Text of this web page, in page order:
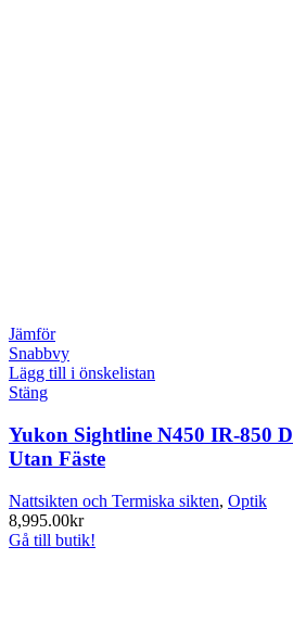
Jämför
Snabbvy
Lägg till i önskelistan
Stäng
Yukon Sightline N450 IR-850
Utan Fäste
Nattsikten och Termiska sikten, Optik
8,995.00kr
Gå till butik!